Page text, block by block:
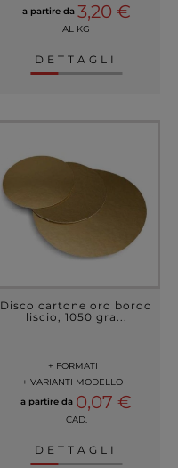
a partire da 3,20 €
AL KG
DETTAGLI
Disco cartone oro bordo
liscio, 1050 gra...
+ FORMATI
+ VARIANTI MODELLO
a partire da 0,07 €
CAD.
DETTAGLI